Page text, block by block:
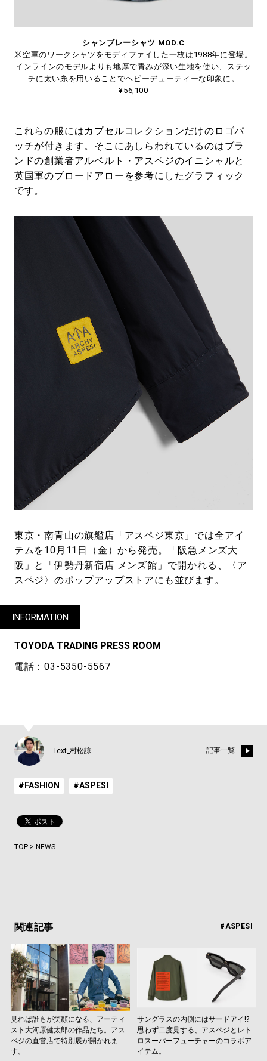
シャンブレーシャツ MOD.C
米空軍のワークシャツをモディファイした一枚は1988年に登場。
インラインのモデルよりも地厚で青みが深い生地を使い、ステッ
チに太い糸を用いることでヘビーデューティーな印象に。
¥56,100
これらの服にはカプセルコレクションだけのロゴパ
ッチが付きます。そこにあしらわれているのはブラ
ンドの創業者アルベルト・アスペジのイニシャルと
英国軍のブロードアローを参考にしたグラフィック
です。
東京・南青山の旗艦店「アスペジ東京」では全アイ
テムを10月11日（金）から発売。「阪急メンズ大
阪」と「伊勢丹新宿店 メンズ館」で開かれる、〈ア
スペジ〉のポップアップストアにも並びます。
INFORMATION
TOYODA TRADING PRESS ROOM
電話：03-5350-5567
Text_村松諒 記事一覧
#FASHION #ASPESI
TOP> NEWS
関連記事 #ASPESI
見れば誰もが笑顔になる、アーティ
スト大河原健太郎の作品たち。アス
ペジの直営店で特別展が開かれま
す。
サングラスの内側にはサードアイ!?
思わず二度見する、アスペジとレト
ロスーパーフューチャーのコラボア
イテム。